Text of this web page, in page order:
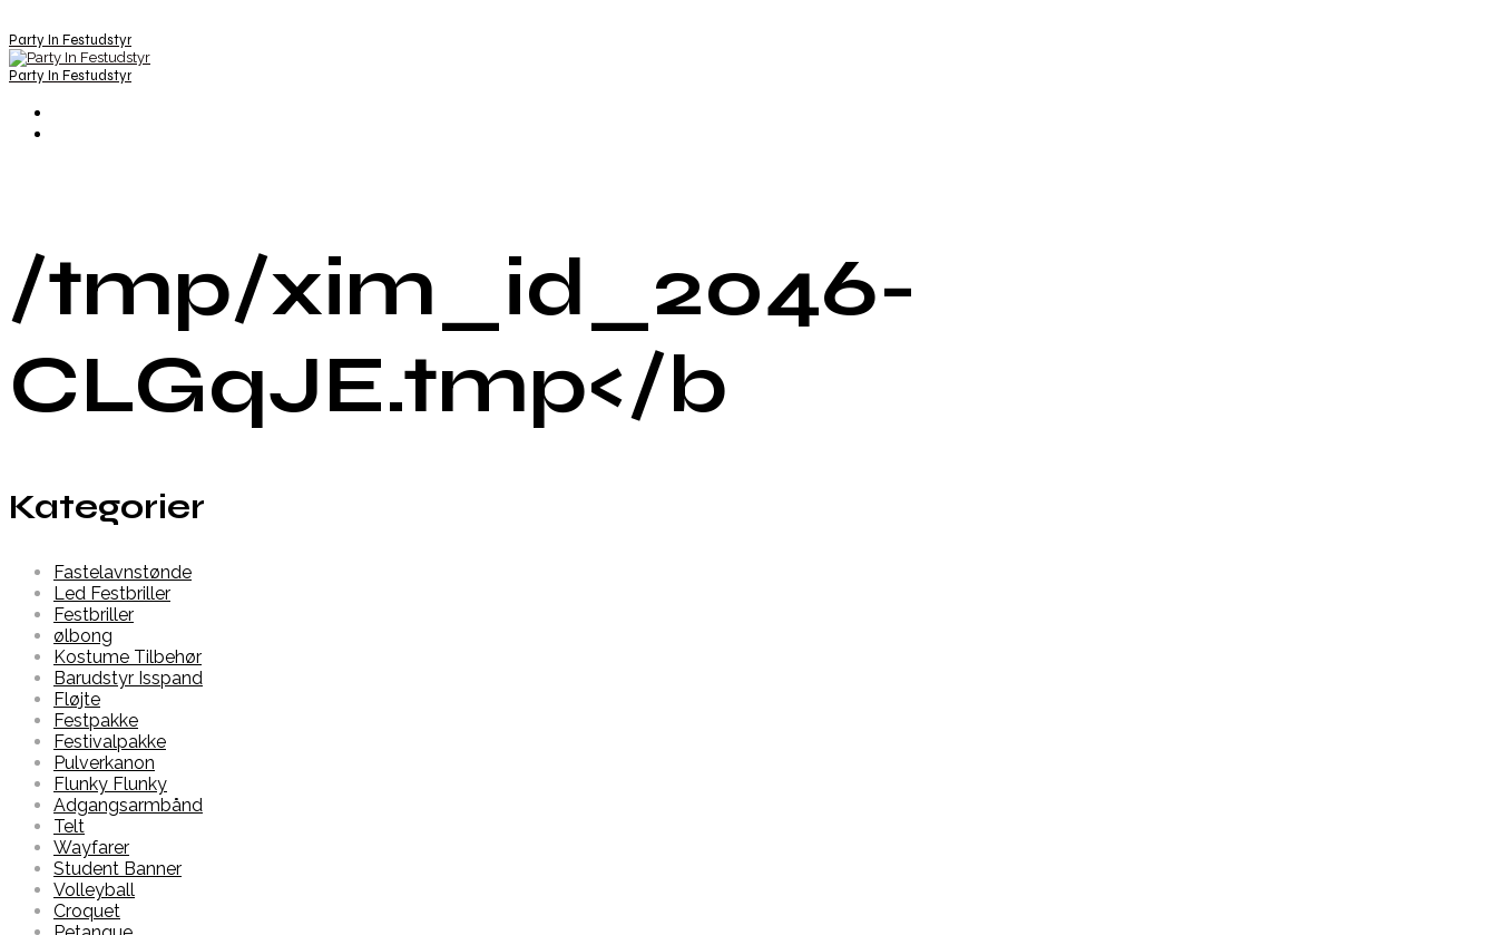
Party In Festudstyr
Party In Festudstyr
/tmp/xim_id_2046-
CLGqJE.tmp</b
Kategorier
Fastelavnstønde
Led Festbriller
Festbriller
ølbong
Kostume Tilbehør
Barudstyr Isspand
Fløjte
Festpakke
Festivalpakke
Pulverkanon
Flunky Flunky
Adgangsarmbånd
Telt
Wayfarer
Student Banner
Volleyball
Croquet